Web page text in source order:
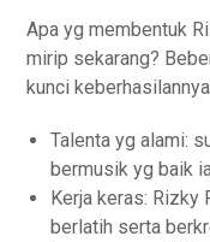
Apa yg membentuk
mirip sekarang?
kunci
Talenta yg alami:
bermusik yg baik
Kerja keras: Rizky
berlatih serta